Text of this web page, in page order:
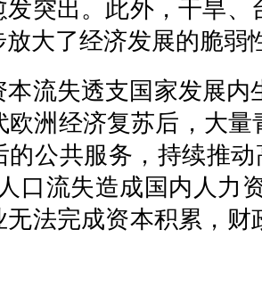
发突出。此外，干旱
大了经济发展的脆弱
失透支国家发展内
欧洲经济复苏后，大
的公共服务，持续推
口流失造成国内人力
无法完成资本积累，